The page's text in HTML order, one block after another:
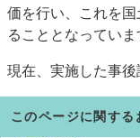
価を行い、これを
ることとなっていま
現在、実施した事後
このページに関する